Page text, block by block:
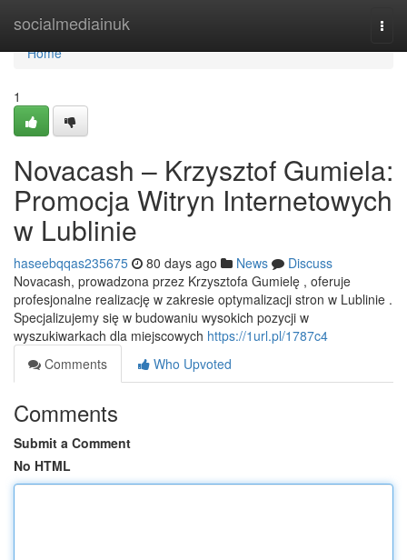
socialmediainuk
Home
Home
1
Novacash – Krzysztof Gumiela:
Promocja Witryn Internetowych
w Lublinie
haseebqqas235675 80 days ago News
Discuss
Novacash, prowadzona przez Krzysztofa Gumielę , oferuje
profesjonalne realizację w zakresie optymalizacji stron w Lublinie .
Specjalizujemy się w budowaniu wysokich pozycji w
wyszukiwarkach dla miejscowych https://1url.pl/1787c4
Comments
Who Upvoted
Comments
Submit a Comment
No HTML